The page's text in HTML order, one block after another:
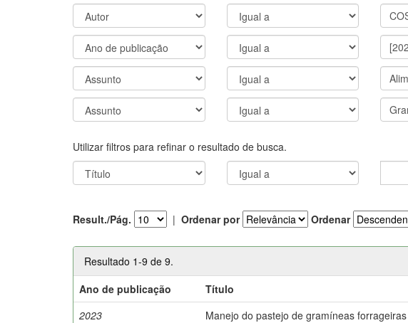
Utilizar filtros para refinar o resultado de busca.
Result./Pág. | Ordenar por Ordenar
Resultado 1-9 de 9.
Ano de publicação
Título
2023
Manejo do pastejo de gramíneas